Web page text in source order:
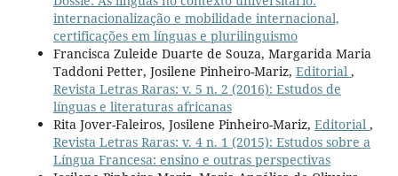
internacionalização e mobilidade internacional,
certificações em línguas e plurilinguismo
Francisca Zuleide Duarte de Souza, Margarida Maria
Taddoni Petter, Josilene Pinheiro-Mariz, Editorial ,
Revista Letras Raras: v. 5 n. 2 (2016): Estudos de
línguas e literaturas africanas
Rita Jover-Faleiros, Josilene Pinheiro-Mariz, Editorial ,
Revista Letras Raras: v. 4 n. 1 (2015): Estudos sobre a
Língua Francesa: ensino e outras perspectivas